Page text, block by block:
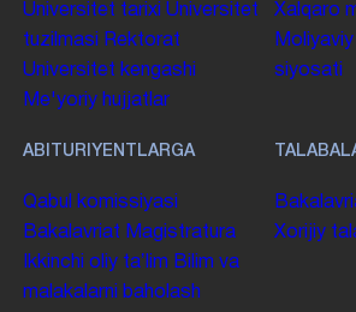
Universitet tarixi Universitet
tuzilmasi
Rektorat
Universitet kengashi
Me'yoriy hujjatlar
Xalqaro
siyosati
ABITURIYENTLARGA
Qabul komissiyasi
Bakalavriat Magistratura
Ikkinchi oliy taʼlim Bilim va
malakalarni baholash
Xorijiy